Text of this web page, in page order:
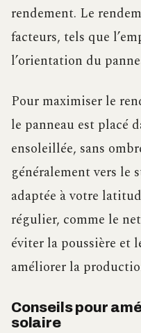
rendement. Le
facteurs, tels que
l’orientation du
Pour maximiser le
le panneau est placé
ensoleillée, sans
généralement vers le
adaptée à votre
régulier, comme le
éviter la poussière et
améliorer la
Conseils pour
solaire